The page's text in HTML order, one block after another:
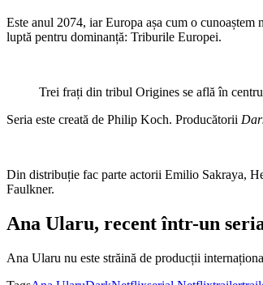
Este anul 2074, iar Europa așa cum o
luptă pentru dominanță: Triburile Europei.
Trei frați din tribul Origines se află în
Seria este creată de Philip Koch. Producătorii
Din distribuție fac parte actorii Emilio Sakraya,
Faulkner.
Ana Ularu, recent într-un
Ana Ularu nu este străină de producții